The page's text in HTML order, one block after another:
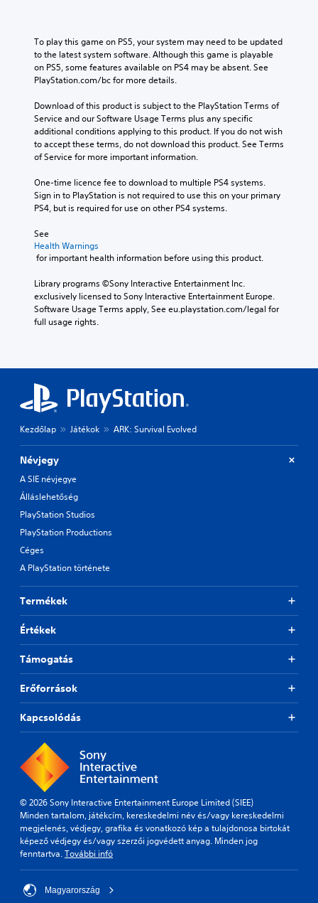
To play this game on PS5, your system may need to be updated
to the latest system software. Although this game is playable
on PS5, some features available on PS4 may be absent. See
PlayStation.com/bc for more details.
Download of this product is subject to the PlayStation Terms of
Service and our Software Usage Terms plus any specific
additional conditions applying to this product. If you do not wish
to accept these terms, do not download this product. See Terms
of Service for more important information.
One-time licence fee to download to multiple PS4 systems.
Sign in to PlayStation is not required to use this on your primary
PS4, but is required for use on other PS4 systems.
See
Health Warnings
for important health information before using this product.
Library programs ©Sony Interactive Entertainment Inc.
exclusively licensed to Sony Interactive Entertainment Europe.
Software Usage Terms apply, See eu.playstation.com/legal for
full usage rights.
Kezdőlap Játékok ARK: Survival Evolved
Névjegy
A SIE névjegye
Álláslehetőség
PlayStation Studios
PlayStation Productions
Céges
A PlayStation története
Termékek
Értékek
Támogatás
Erőforrások
Kapcsolódás
© 2026 Sony Interactive Entertainment Europe Limited (SIEE)
Minden tartalom, játékcím, kereskedelmi név és/vagy kereskedelmi
megjelenés, védjegy, grafika és vonatkozó kép a tulajdonosa birtokát
képező védjegy és/vagy szerzői jogvédett anyag. Minden jog
fenntartva.További infó
Magyarország